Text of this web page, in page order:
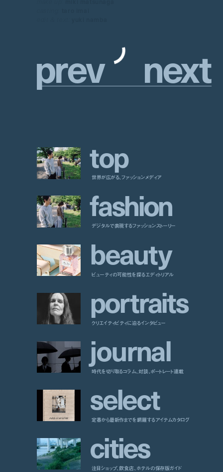
prev next
top
世界が広がる、ファッションメディア
fashion
デジタルで表現するファッションストーリー
beauty
ビューティの可能性を探るエディトリアル
portraits
クリエイティビティに迫るインタビュー
journal
時代を切り取るコラム、対談、ポートレート連載
select
定番から最新作までを網羅するアイテムカタログ
cities
注目ショップ、飲食店、ホテルの保存版ガイド